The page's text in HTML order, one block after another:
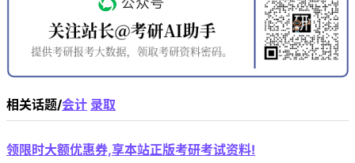
相关话题/会计 录取
领限时大额优惠券,享本站正版考研考试资料!